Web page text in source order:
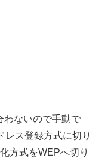
わないので手動で
レス登録方式に切り
方式をWEPへ切り